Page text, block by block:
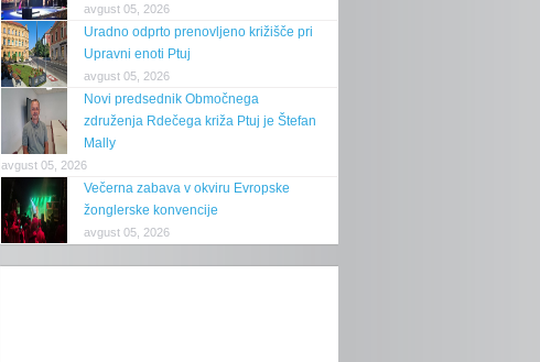
avgust 05, 2026
Uradno odprto prenovljeno križišče pri
Upravni enoti Ptuj
avgust 05, 2026
Novi predsednik Območnega
združenja Rdečega križa Ptuj je Štefan
Mally
avgust 05, 2026
Večerna zabava v okviru Evropske
žonglerske konvencije
avgust 05, 2026